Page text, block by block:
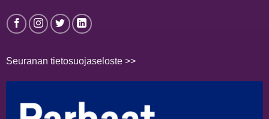
Seuranan tietosuojaseloste >>